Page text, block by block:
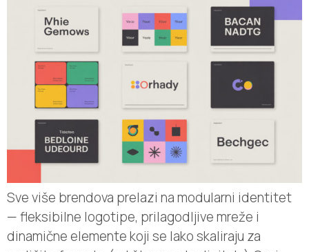
Sve više brendova prelazi na modularni identitet
— fleksibilne logotipe, prilagodljive mreže i
dinamične elemente koji se lako skaliraju za